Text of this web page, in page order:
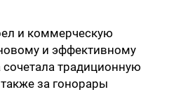
и коммерческую
и эффективному
традиционную
за гонорары